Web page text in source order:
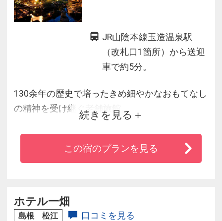
JR山陰本線玉造温泉駅
（改札口1箇所）から送迎
車で約5分。
130余年の歴史で培ったきめ細やかなおもてなし
の精神を受け継ぐ老舗旅館。
神の湯と呼ばれる玉造温泉は美肌と健康に高い
効果を持っており、
露天の湯や客室露天風呂では源泉よりひいた良
き届いており、宍道湖のしじみ汁や
仁多米など地元食材にこだわった朝食「ご馳走
続きを見る
この宿のプランを見る
ホテル一畑
島根 松江 口コミを見る